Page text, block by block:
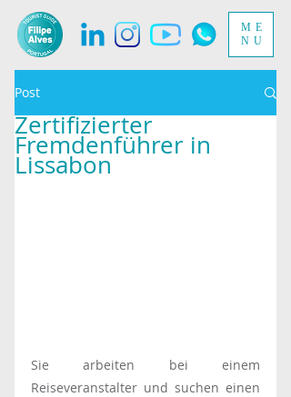
ME
NU
Post
Zertifizierter
Fremdenführer in
Lissabon
Sie arbeiten bei einem
Reiseveranstalter und suchen einen